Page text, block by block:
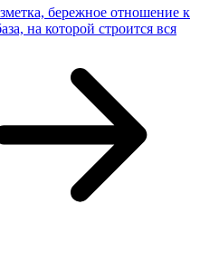
бережное отношение к
на которой строится вся